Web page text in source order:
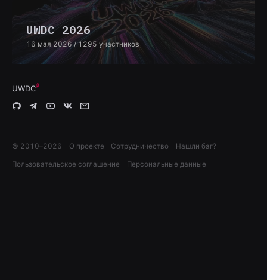
UWDC 2026
16 мая 2026 / 1295 участников
UWDC
© 2010–2026 О проекте Сотрудничество Нашли баг?
Пользовательское соглашение Персональные данные